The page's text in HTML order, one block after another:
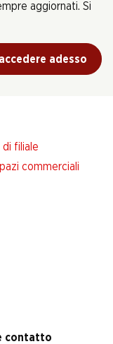
aggiornati. Si
accedere adesso
di filiale
commerciali
contatto